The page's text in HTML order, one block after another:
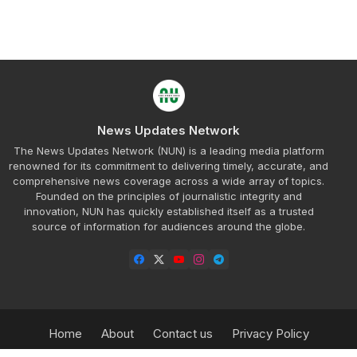
News Updates Network
The News Updates Network (NUN) is a leading media platform
renowned for its commitment to delivering timely, accurate, and
comprehensive news coverage across a wide array of topics.
Founded on the principles of journalistic integrity and
innovation, NUN has quickly established itself as a trusted
source of information for audiences around the globe.
Home About Contact us
Privacy Policy